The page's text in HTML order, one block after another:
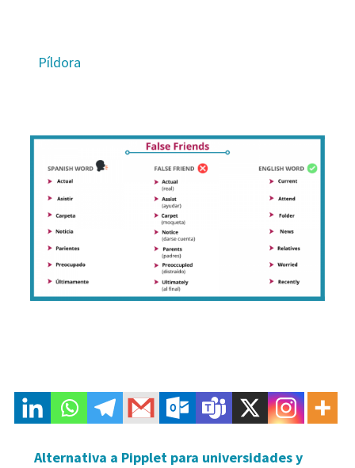
Píldora
Alternativa a Pipplet para universidades y